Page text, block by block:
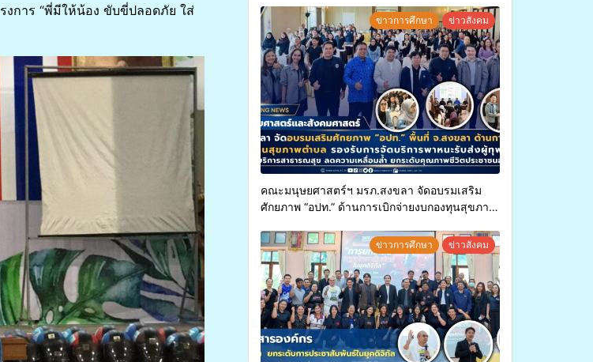
งการ “พี่มีให้น้อง ขับขี่ปลอดภัย ใส่
ข่าวการศึกษา ข่าวสังคม
คณะมนุษยศาสตร์ฯ มรภ.สงขลา จัดอบรมเสริม
ศักยภาพ “อปท.” ด้านการเบิกจ่ายงบกองทุนสุขภาพ
ทุพพลภาพเพื่อเข้ารับบริการสาธารณสุข ลดความ
เหลื่อมล้ำ ยกระดับคุณภาพชีวิตประชาชนอย่าง
ยั่งยืน
ข่าวการศึกษา ข่าวสังคม